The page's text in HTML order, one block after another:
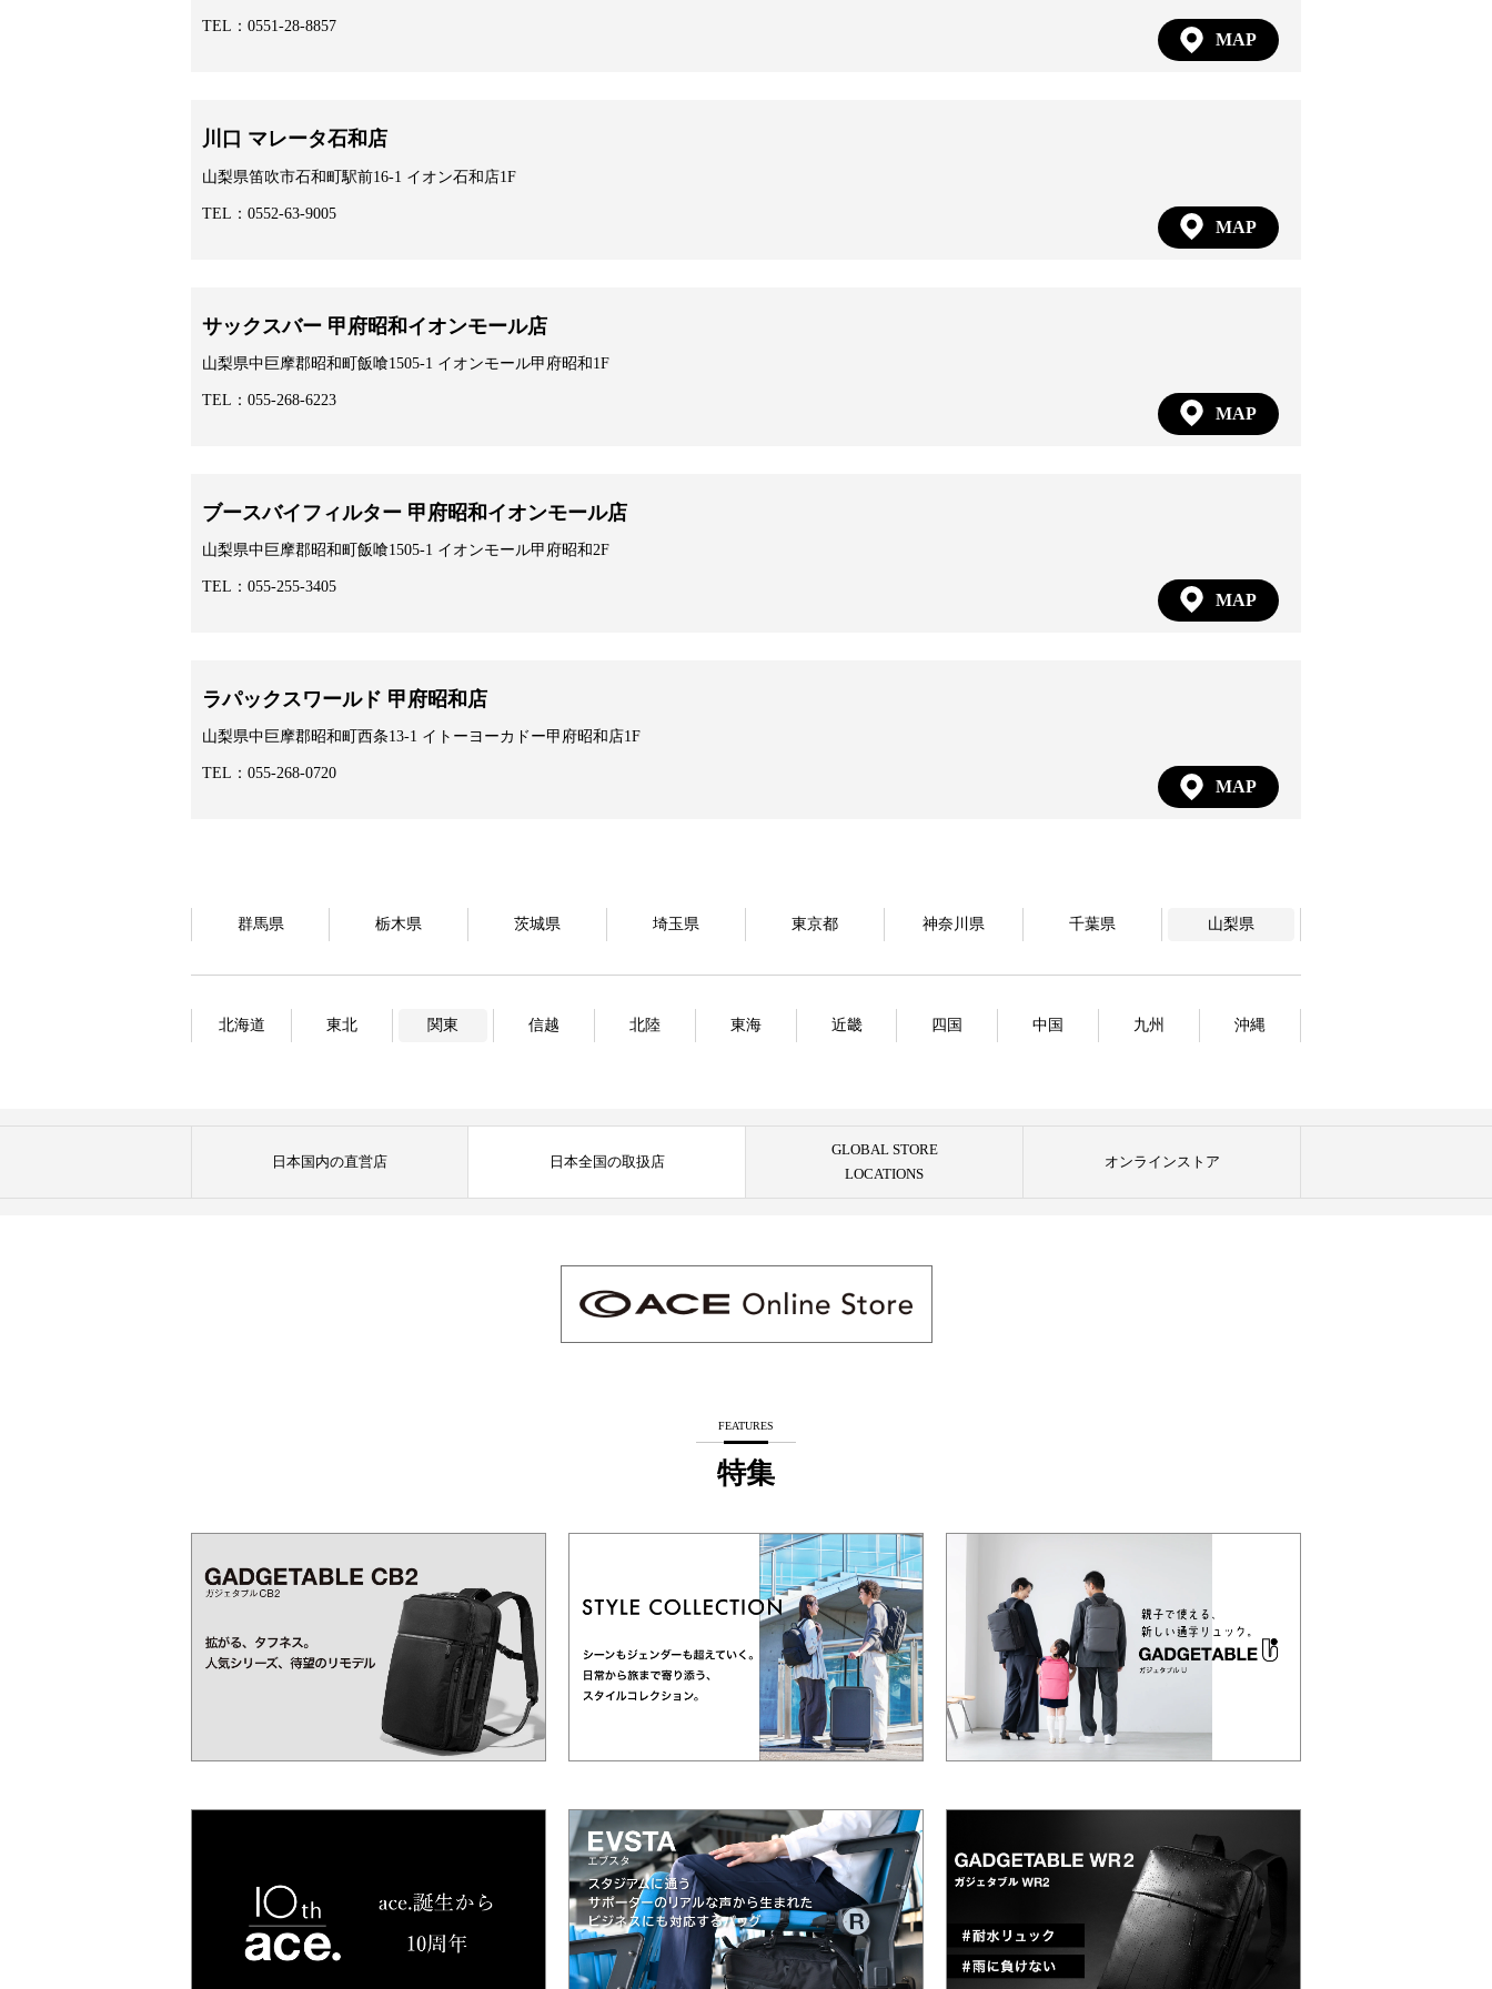
TEL：0551-28-8857
MAP
川口 マレータ石和店
山梨県笛吹市石和町駅前16-1 イオン石和店1F
TEL：0552-63-9005
MAP
サックスバー 甲府昭和イオンモール店
山梨県中巨摩郡昭和町飯喰1505-1 イオンモール甲府昭和1F
TEL：055-268-6223
MAP
ブースバイフィルター 甲府昭和イオンモール店
山梨県中巨摩郡昭和町飯喰1505-1 イオンモール甲府昭和2F
TEL：055-255-3405
MAP
ラパックスワールド 甲府昭和店
山梨県中巨摩郡昭和町西条13-1 イトーヨーカドー甲府昭和店1F
TEL：055-268-0720
MAP
群馬県 栃木県 茨城県 埼玉県 東京都 神奈川県 千葉県 山梨県
北海道 東北 関東 信越 北陸 東海 近畿 四国 中国 九州 沖縄
日本国内の直営店 日本全国の取扱店
GLOBAL STORE
LOCATIONS
オンラインストア
FEATURES
特集